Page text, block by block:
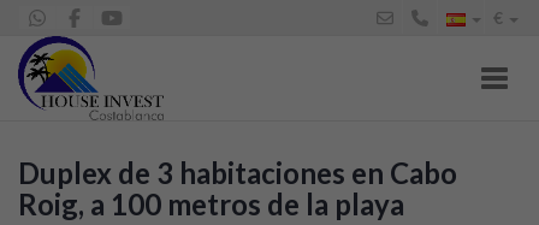
€
Duplex de 3 habitaciones en Cabo
Roig, a 100 metros de la playa